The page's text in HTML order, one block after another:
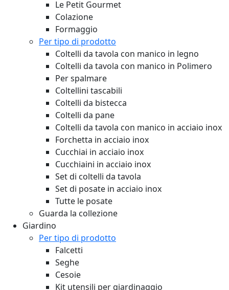
Le Petit Gourmet
Colazione
Formaggio
Per tipo di prodotto
Coltelli da tavola con manico in legno
Coltelli da tavola con manico in Polimero
Per spalmare
Coltellini tascabili
Coltelli da bistecca
Coltelli da pane
Coltelli da tavola con manico in acciaio inox
Forchetta in acciaio inox
Cucchiai in acciaio inox
Cucchiaini in acciaio inox
Set di coltelli da tavola
Set di posate in acciaio inox
Tutte le posate
Guarda la collezione
Giardino
Per tipo di prodotto
Falcetti
Seghe
Cesoie
Kit utensili per giardinaggio